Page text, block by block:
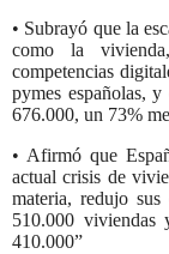
• Subrayó que la
como la
competencias
pymes españolas,
676.000, un 73%
• Afirmó que
actual crisis de
materia, redujo
510.000 viviendas
410.000”